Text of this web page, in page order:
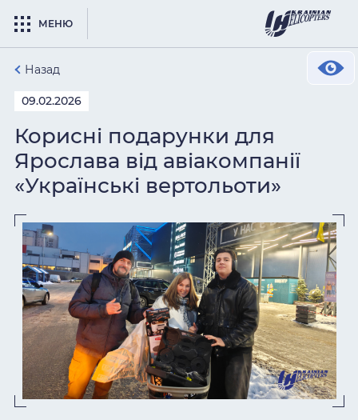
МЕНЮ
Назад
09.02.2026
Корисні подарунки для
Ярослава від авіакомпанії
«Українські вертольоти»